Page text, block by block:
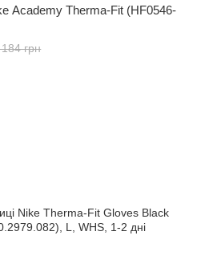
Academy Therma-Fit (HF0546-
грн